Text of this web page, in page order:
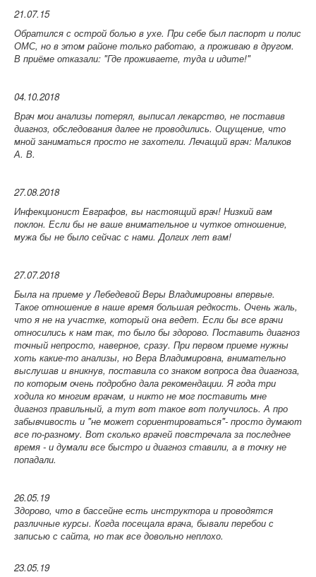
21.07.15
Обратился с острой болью в ухе. При себе был паспорт и полис
ОМС, но в этом районе только работаю, а проживаю в другом.
В приёме отказали: "Где проживаете, туда и идите!"
04.10.2018
Врач мои анализы потерял, выписал лекарство, не поставив
диагноз, обследования далее не проводились. Ощущение, что
мной заниматься просто не захотели.Лечащий врач: Маликов
А. В.
27.08.2018
Инфекционист Евграфов, вы настоящий врач! Низкий вам
поклон. Если бы не ваше внимательное и чуткое отношение,
мужа бы не было сейчас с нами. Долгих лет вам!
27.07.2018
Была на приеме у Лебедевой Веры Владимировны впервые.
Такое отношение в наше время большая редкость. Очень жаль,
что я не на участке, который она ведет. Если бы все врачи
относились к нам так, то было бы здорово. Поставить диагноз
точный непросто, наверное, сразу. При первом приеме нужны
хоть какие-то анализы, но Вера Владимировна, внимательно
выслушав и вникнув, поставила со знаком вопроса два диагноза,
по которым очень подробно дала рекомендации. Я года три
ходила ко многим врачам, и никто не мог поставить мне
диагноз правильный, а тут вот такое вот получилось. А про
забывчивость и "не может сориентироваться"- просто думают
все по-разному. Вот сколько врачей повстречала за последнее
время - и думали все быстро и диагноз ставили, а в точку не
попадали.
26.05.19
Здорово, что в бассейне есть инструктора и проводятся
различные курсы. Когда посещала врача, бывали перебои с
записью с сайта, но так все довольно неплохо.
23.05.19